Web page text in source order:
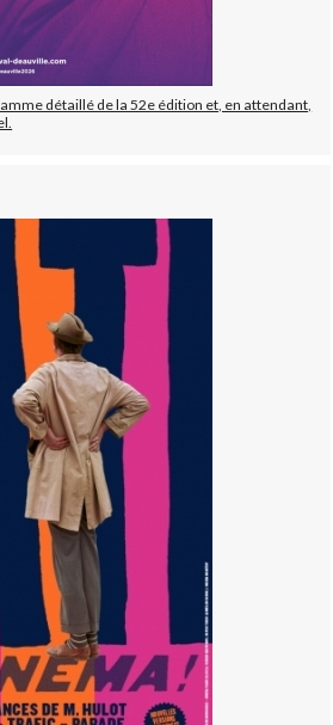
détaillé de la 52e édition et, en attendant,